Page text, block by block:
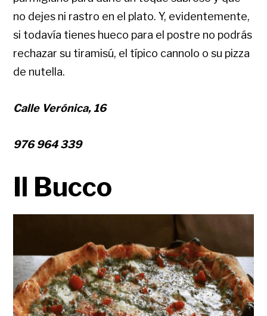
no dejes ni rastro en el plato. Y, evidentemente,
si todavía tienes hueco para el postre no podrás
rechazar su tiramisú, el típico cannolo o su pizza
de nutella.
Calle Verónica, 16
976 964 339
Il Bucco